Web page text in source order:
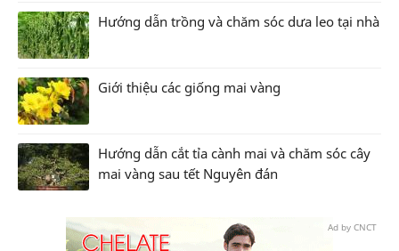
Hướng dẫn trồng và chăm sóc dưa leo tại nhà
Giới thiệu các giống mai vàng
Hướng dẫn cắt tỉa cành mai và chăm sóc cây
mai vàng sau tết Nguyên đán
Ad by CNCT